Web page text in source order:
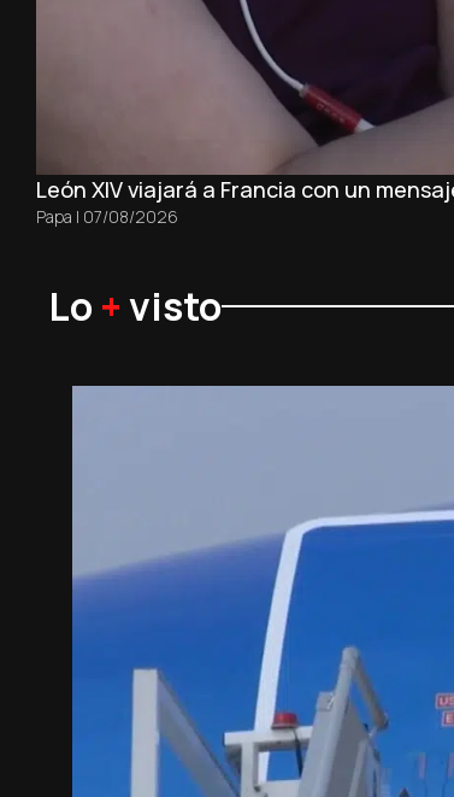
León XIV viajará a Francia con un
Papa | 07/08/2026
Lo +visto